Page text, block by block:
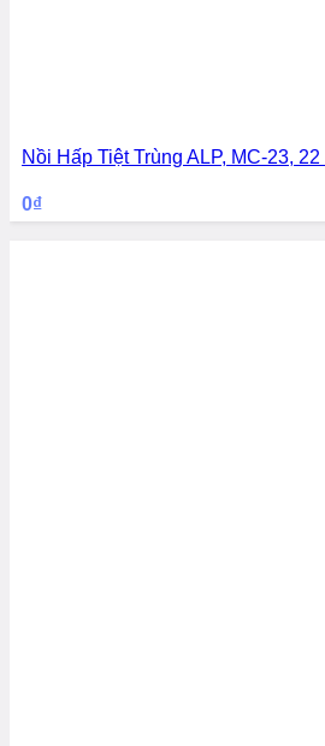
Nồi Hấp Tiệt Trùng ALP, MC-23, 22
0₫